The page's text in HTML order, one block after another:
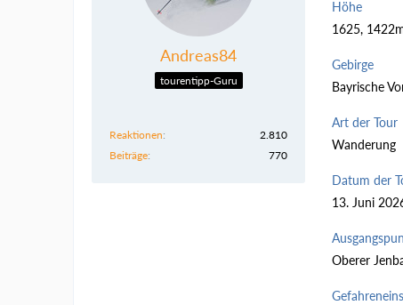
Andreas84
tourentipp-Guru
Reaktionen
2.810
Beiträge
770
Höhe
1625,
Gebirge
Bayrische
Art der Tour
Wanderung
Datum der
13. Juni
Oberer